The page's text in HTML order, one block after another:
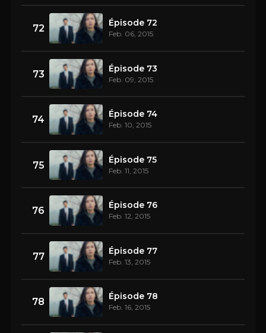
72 Épisode 72
Feb. 06, 2015
73 Épisode 73
Feb. 09, 2015
74 Épisode 74
Feb. 10, 2015
75 Épisode 75
Feb. 11, 2015
76 Épisode 76
Feb. 12, 2015
77 Épisode 77
Feb. 13, 2015
78 Épisode 78
Feb. 16, 2015